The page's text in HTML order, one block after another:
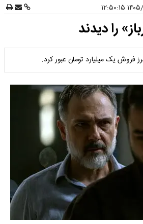
فروش یک میلیارد تومان عبور کرد.